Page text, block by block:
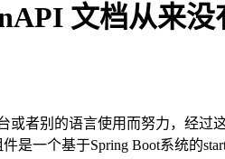
文档从来
或者别的语言使用而努力，经过
是一个基于Spring Boot系统的